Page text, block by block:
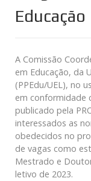
Educação
A Comissão
em Educação, da
(PPEdu/UEL), no
em conformidade
publicado pela
interessados as
obedecidos no
de vagas como
Mestrado e
letivo de 2023.